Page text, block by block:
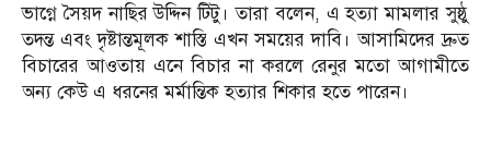
ভাগ্নে সৈয়দ নাছির উদ্দিন টিটু। তারা বলেন, এ হত্যা মামলার সুষ্ঠু
তদন্ত এবং দৃষ্টান্তমূলক শাস্তি এখন সময়ের দাবি। আসামিদের দ্রুত
বিচারের আওতায় এনে বিচার না করলে রেনুর মতো আগামীতে
অন্য কেউ এ ধরনের মর্মান্তিক হত্যার শিকার হতে পারেন।